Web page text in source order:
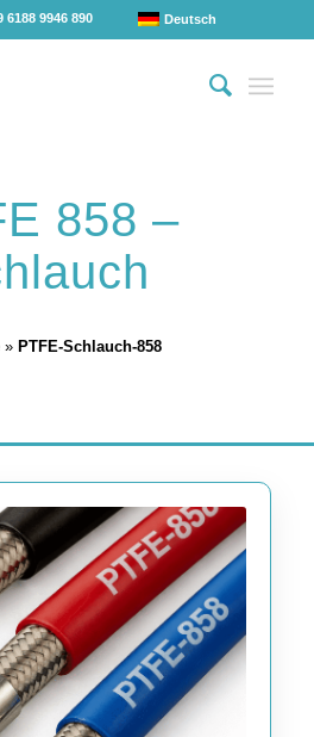
6188 9946 890 Deutsch
858 –
» PTFE-Schlauch-858